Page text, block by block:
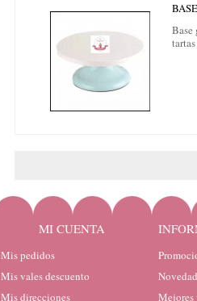
Base
MI CUENTA
Mis pedidos
Mis vales descuento
Mis direcciones
Mejores